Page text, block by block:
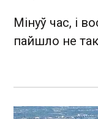
Мінуў час, і
пайшло не